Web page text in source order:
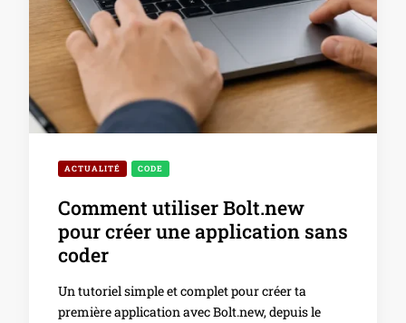
ACTUALITÉ CODE
Comment utiliser Bolt.new
pour créer une application sans
coder
Un tutoriel simple et complet pour créer ta
première application avec Bolt.new, depuis le